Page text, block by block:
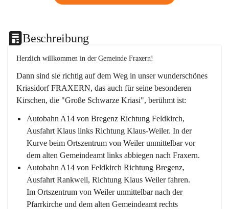
Beschreibung
Herzlich willkommen in der Gemeinde Fraxern!
Dann sind sie richtig auf dem Weg in unser wunderschönes
Kriasidorf FRAXERN, das auch für seine besonderen
Kirschen, die "Große Schwarze Kriasi", berühmt ist:
Autobahn A14 von Bregenz Richtung Feldkirch,
Ausfahrt Klaus links Richtung Klaus-Weiler. In der
Kurve beim Ortszentrum von Weiler unmittelbar vor
dem alten Gemeindeamt links abbiegen nach Fraxern.
Autobahn A14 von Feldkirch Richtung Bregenz,
Ausfahrt Rankweil, Richtung Klaus Weiler fahren.
Im Ortszentrum von Weiler unmittelbar nach der
Pfarrkirche und dem alten Gemeindeamt rechts